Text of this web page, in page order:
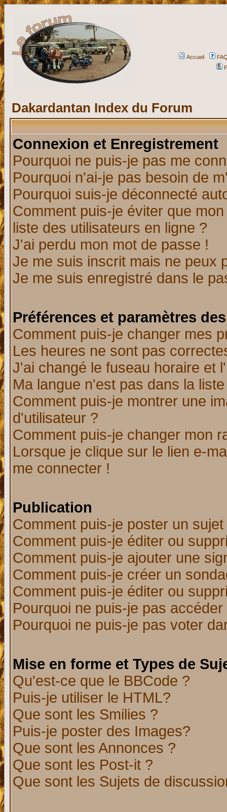
Accueil
Dakardantan Index du Forum
Connexion et Enregistrement
Pourquoi ne puis-je pas me
Pourquoi n'ai-je pas besoin de
Pourquoi suis-je déconnecté
Comment puis-je éviter que
liste des utilisateurs en ligne ?
J'ai perdu mon mot de passe !
Je me suis inscrit mais ne peux
Je me suis enregistré dans le
Préférences et paramètres
Comment puis-je changer mes
Les heures ne sont pas
J'ai changé le fuseau horaire et
Ma langue n'est pas dans la
Comment puis-je montrer une
d'utilisateur ?
Comment puis-je changer mon
Lorsque je clique sur le lien e-
me connecter !
Publication
Comment puis-je poster un
Comment puis-je éditer ou
Comment puis-je ajouter une
Comment puis-je créer un
Comment puis-je éditer ou
Pourquoi ne puis-je pas
Pourquoi ne puis-je pas voter
Mise en forme et Types de
Qu'est-ce que le BBCode ?
Puis-je utiliser le HTML?
Que sont les Smilies ?
Puis-je poster des Images?
Que sont les Annonces ?
Que sont les Post-it ?
Que sont les Sujets de